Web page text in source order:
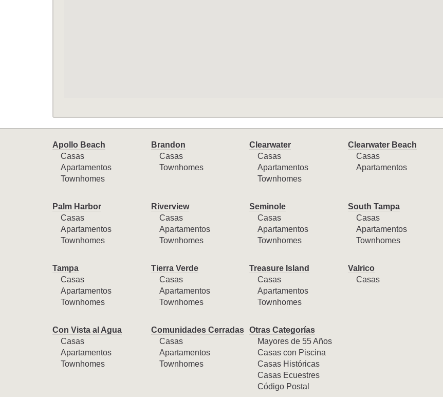
Apollo Beach
Casas
Apartamentos
Townhomes
Brandon
Casas
Townhomes
Clearwater
Casas
Apartamentos
Townhomes
Clearwater Beach
Casas
Apartamentos
Palm Harbor
Casas
Apartamentos
Townhomes
Riverview
Casas
Apartamentos
Townhomes
Seminole
Casas
Apartamentos
Townhomes
South Tampa
Casas
Apartamentos
Townhomes
Tampa
Casas
Apartamentos
Townhomes
Tierra Verde
Casas
Apartamentos
Townhomes
Treasure Island
Casas
Apartamentos
Townhomes
Valrico
Casas
Con Vista al Agua
Casas
Apartamentos
Townhomes
Comunidades Cerradas
Casas
Apartamentos
Townhomes
Otras Categorías
Mayores de 55 Años
Casas con Piscina
Casas Históricas
Casas Ecuestres
Código Postal